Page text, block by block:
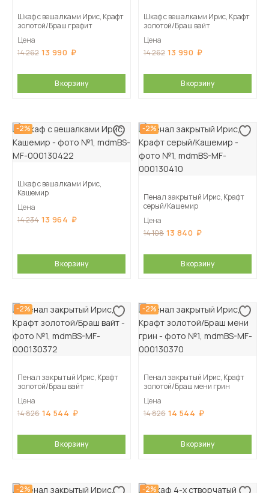
Шкаф с вешалками Ирис, Крафт
золотой/Браш графит
Цена
14 262 13 990
В корзину
Шкаф с вешалками Ирис, Крафт
золотой/Браш вайт
Цена
14 262 13 990
В корзину
-2%
Шкаф с вешалками Ирис,
Кашемир
Цена
14 234 13 964
В корзину
-2%
Пенал закрытый Ирис, Крафт
серый/Кашемир
Цена
14 108 13 840
В корзину
-2%
Пенал закрытый Ирис, Крафт
золотой/Браш вайт
Цена
14 826 14 544
В корзину
-2%
Пенал закрытый Ирис, Крафт
золотой/Браш мени грин
Цена
14 826 14 544
В корзину
-2% -2%